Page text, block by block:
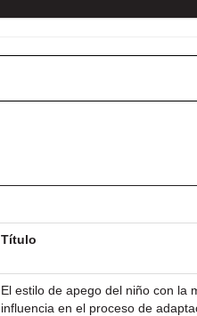
Título
El estilo de apego del niño con la
influencia en el proceso de